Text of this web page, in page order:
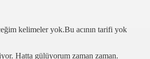
kelimeler yok.Bu acının tarifi yok
Hatta gülüyorum zaman zaman.